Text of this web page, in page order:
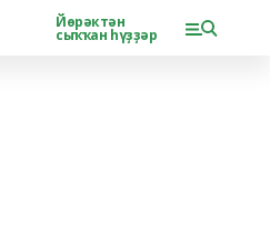
Йөрәктән
сыҡҡан һүҙҙәр